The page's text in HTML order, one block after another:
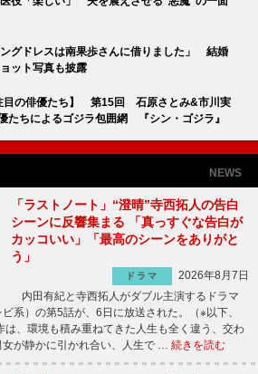
グドレスは南果歩さんに借りました」 結婚
ット写真も披露
目の俳優たち】 第15回 石原さとみ&市川実
たちによるゴジラ包囲網 『シン・ゴジラ』
NEWS
「ラストノート」“澄晴”寺西拓人の告白
シーンに反響集まる 「真っすぐな告白が
カッコいい」「最高のシーンをありがと
う」
ドラマ
2026年8月7日
内田有紀と寺西拓人がダブル主演するドラマ
系）の第5話が、6日に放送された。（※以下、
、環境も積み重ねてきた人生も全く違う、交わ
が静かに引かれ合い、人生で … 続きを読む